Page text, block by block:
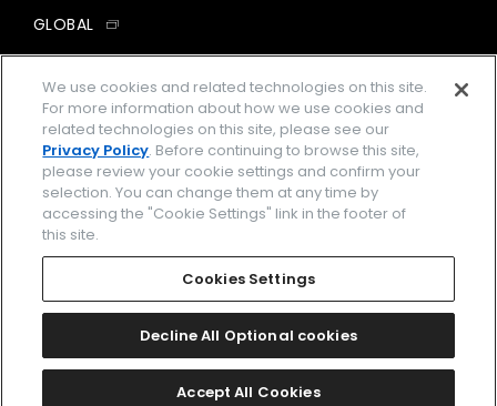
GLOBAL
facebookinstagramtwitter
企業情報 ご利用規約
プライバシーポリシー Cookies Settings
Amazon PayはAmazon.com, Inc.またはその関連会社の商標です。
2026 CITIZEN WATCH CO., LTD.
We use cookies and related technologies on this site.
For more information about how we use cookies and
related technologies on this site, please see our
Privacy Policy. Before continuing to browse this site,
please review your cookie settings and confirm your
selection. You can change them at any time by
accessing the "Cookie Settings" link in the footer of
this site.
Cookies Settings
Decline All Optional cookies
Accept All Cookies